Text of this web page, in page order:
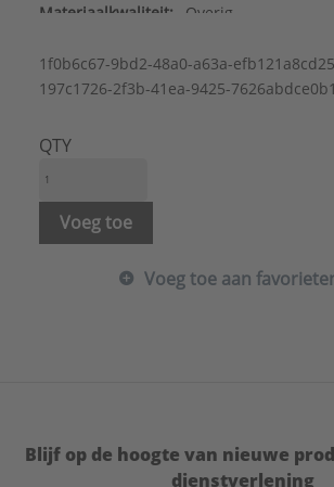
Materiaalkwaliteit:
Overig
Met vaste flens:
Nee
Oppervlaktebehandeling: Overig
Schroefdraaddiameter:
Schroefdraadlengte:
Type schroefdraad:
Verzonken kop:
Afstandsdraad:
Combinatiedraad: Nee
Met antiwrijvingscoating:
Nee
1f0b6c67-9bd2-48a0-a63a-efb121a8cd25
197c1726-2f3b-41ea-9425-7626abdce0b1
QTY
Voeg toe
Voeg toe aan
Blijf op de hoogte van nieuwe
dienstverlening